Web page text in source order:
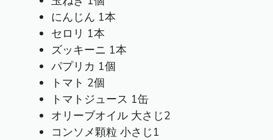
にんじん 1本
セロリ 1本
ズッキーニ 1本
パプリカ 1個
トマト 2個
トマトジュース 1缶
オリーブオイル 大さじ2
コンソメ顆粒 小さじ1